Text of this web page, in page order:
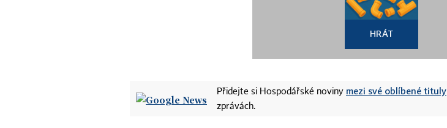
HRÁT
Přidejte si Hospodářské noviny mezi své oblíbené tituly
zprávách.